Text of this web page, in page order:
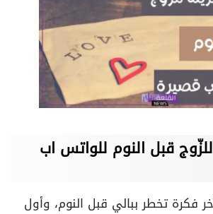
قبل النوم للواتس اب
فكرة تخطر ببالي قبل النوم، وأول